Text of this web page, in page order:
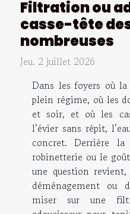
Filtration ou
casse-tête
nombreuses
Jeu. 2 juillet 2026
Dans les foyers où
plein régime, où les
et soir, et où les
l’évier sans répit,
concret. Derrière
robinetterie ou le
une question
déménagement ou
miser sur une